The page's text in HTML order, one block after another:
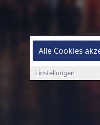
Alle Cookies
Einstellungen